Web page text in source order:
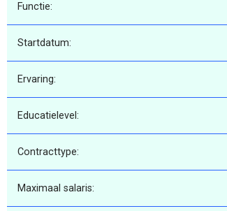
Functie:
Startdatum:
Ervaring:
Educatielevel:
Contracttype:
Maximaal salaris: